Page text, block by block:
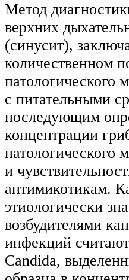
Метод
верхних
(синусит),
количественном
патологического
с питательными
последующим
концентрации
патологического
и
антимикотикам.
этиологически
возбудителями
инфекций
Candida,